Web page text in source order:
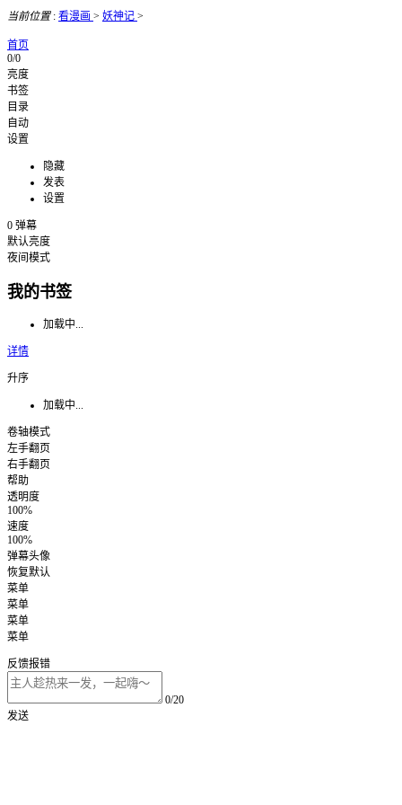
当前位置: 看漫画 > 妖神记 >
首页
0/0
亮度
书签
目录
自动
设置
隐藏
发表
设置
0 弹幕
默认亮度
夜间模式
我的书签
加载中...
详情
升序
加载中...
卷轴模式
左手翻页
右手翻页
帮助
透明度
100%
速度
100%
弹幕头像
恢复默认
菜单
菜单
菜单
菜单
反馈报错
0/20
发送